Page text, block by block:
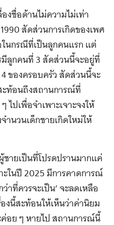
งชื่อด้านไม่ความไม่เท่า
สัดส่วนการเกิดของเพศ
นกรณีที่เป็นลูกคนแรก แต่
ลูกคนที่ 3 สัดส่วนนี้จะอยู่ที่
ของครอบครัว สัดส่วนนี้จะ
ท้อนถึงสถานการณ์ที่
ปเพื่อจำเพาะเจาะจงให้
นวนเด็กชายเกิดใหม่ให้
ชายเป็นที่โปรดปรานมากแค่
ในปี 2025 มีการคาดการณ์
าที่ควรจะเป็น’ จะลดเหลือ
งนี้สะท้อนให้เห็นว่าค่านิยม
อย ๆ หายไป สถานการณ์นี้